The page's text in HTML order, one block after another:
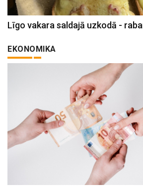
Līgo vakara saldajā uzkodā -
EKONOMIKA